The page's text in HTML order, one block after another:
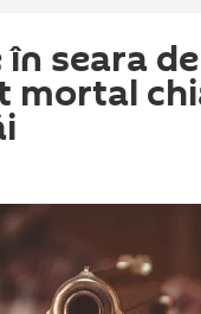
seara
mortal